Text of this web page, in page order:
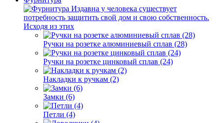
Издавна у человека существует
потребность защитить свой дом и свою собственность.
Исходя из этих
Ручки на розетке алюминиевый сплав (28)
Ручки на розетке цинковый сплав (24)
Накладки к ручкам (2)
Замки (6)
Петли (4)